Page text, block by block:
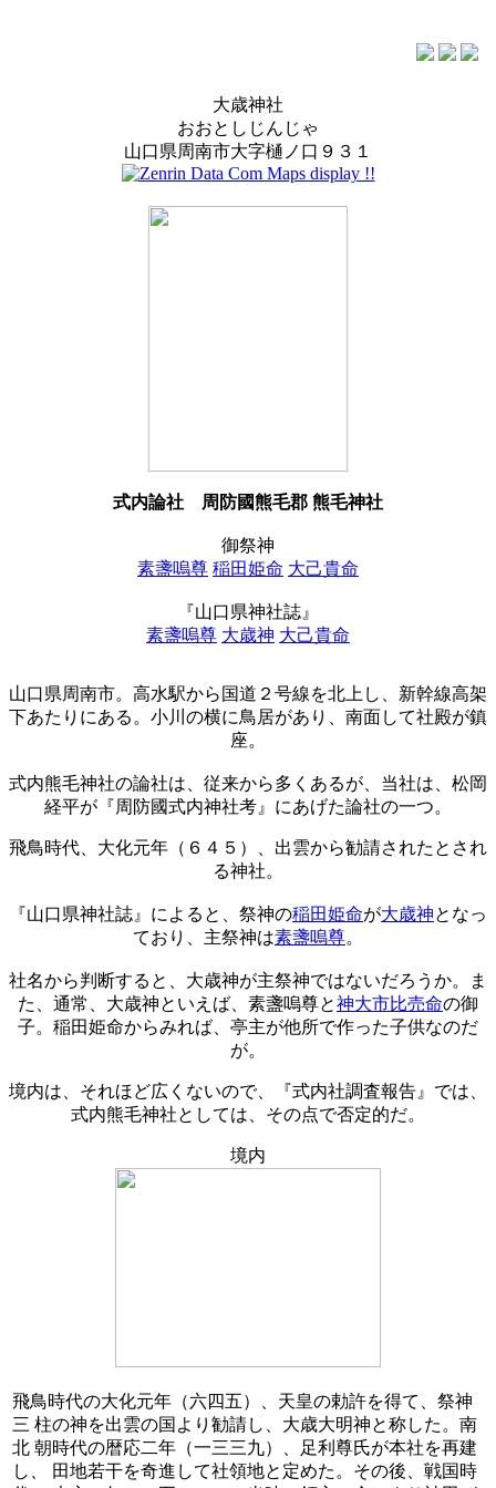
大歳神社
おおとしじんじゃ
山口県周南市大字樋ノ口９３１
式内論社 周防國熊毛郡 熊毛神社
御祭神
素盞嗚尊 稲田姫命 大己貴命
『山口県神社誌』
素盞嗚尊 大歳神 大己貴命
山口県周南市。高水駅から国道２号線を北上し、新幹線高架
下あたりにある。小川の横に鳥居があり、南面して社殿が鎮
座。
式内熊毛神社の論社は、従来から多くあるが、当社は、松岡
経平が『周防國式内神社考』にあげた論社の一つ。
飛鳥時代、大化元年（６４５）、出雲から勧請されたとされ
る神社。
『山口県神社誌』によると、祭神の稲田姫命が大歳神となっ
ており、主祭神は素盞嗚尊。
社名から判断すると、大歳神が主祭神ではないだろうか。ま
た、通常、大歳神といえば、素盞嗚尊と神大市比売命の御
子。稲田姫命からみれば、亭主が他所で作った子供なのだ
が。
境内は、それほど広くないので、『式内社調査報告』では、
式内熊毛神社としては、その点で否定的だ。
境内
飛鳥時代の大化元年（六四五）、天皇の勅許を得て、祭神
三 柱の神を出雲の国より勧請し、大歳大明神と称した。南
北 朝時代の暦応二年（一三三九）、足利尊氏が本社を再建
し、 田地若干を奇進して社領地と定めた。その後、戦国時